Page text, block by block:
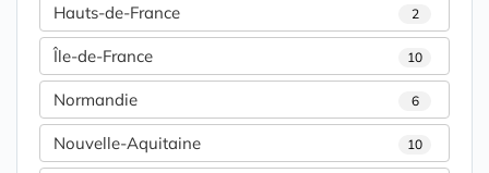
Hauts-de-France 2
Île-de-France 10
Normandie 6
Nouvelle-Aquitaine 10